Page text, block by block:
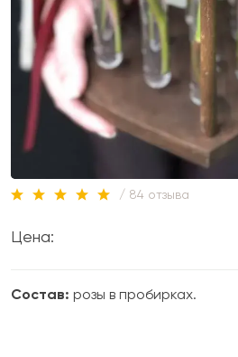
/ 84 отзыва
Цена:
Состав: розы в пробирках.